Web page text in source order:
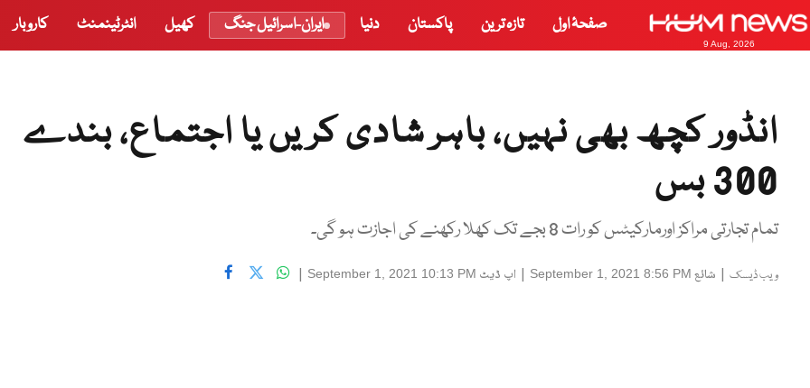
9 Aug, 2026
صفحۂ اول تازہ ترین پاکستان دنیا ایران-اسرائیل جنگ کھیل انٹرٹینمنٹ کاروبار
انڈور کچھ بھی نہیں، باہر شادی کریں یا اجتماع، بندے
300 بس
تمام تجارتی مراکز اورمارکیٹس کو رات 8 بجے تک کھلا رکھنے کی اجازت ہو گی۔
ویب ڈیسک | شائع September 1, 2021 8:56 PM
| اپ ڈیٹ September 1, 2021 10:13 PM
|